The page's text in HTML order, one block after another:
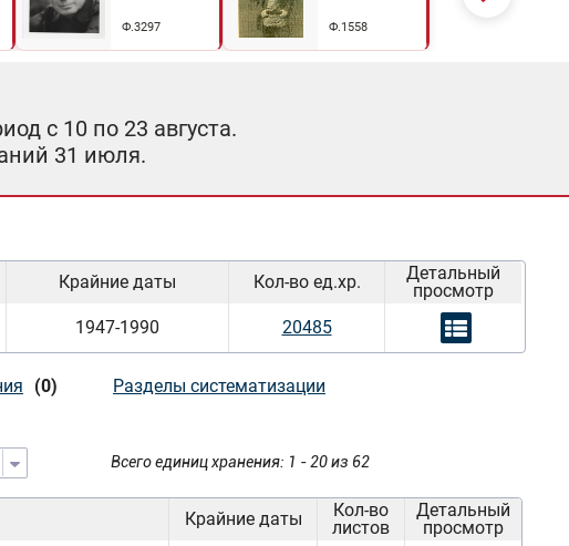
Ф.3297 Ф.1558
с 10 по 23 августа.
31 июля.
Крайние даты Кол-во ед.хр.
Детальный
просмотр
1947-1990 20485
(0)
Разделы систематизации
Всего единиц хранения: 1 - 20 из 62
Крайние даты
Кол-во
листов
Детальный
просмотр